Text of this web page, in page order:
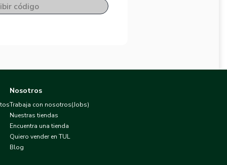
código
Nosotros
Trabaja con nosotros(Jobs)
Nuestras tiendas
Encuentra una tienda
Quiero vender en TUL
Blog